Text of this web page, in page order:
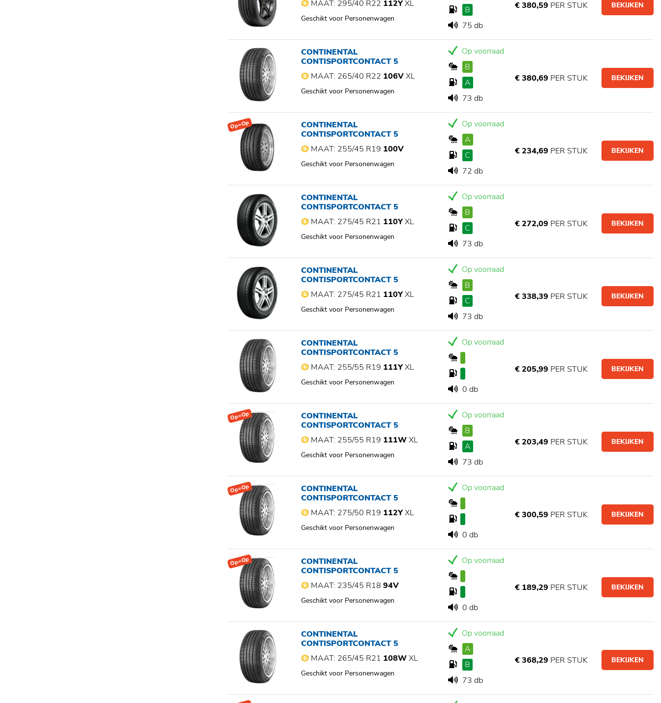
MAAT: 295/40 R22 112YXL
Geschikt voor Personenwagen
B
75 db
€ 380,59 PER STUK BEKIJKEN
CONTINENTAL
CONTISPORTCONTACT 5
MAAT: 265/40 R22 106VXL
Geschikt voor Personenwagen
Op voorraad
B
A
73 db
€ 380,69 PER STUK BEKIJKEN
Op=Op
CONTINENTAL
CONTISPORTCONTACT 5
MAAT: 255/45 R19 100V
Geschikt voor Personenwagen
Op voorraad
A
C
72 db
€ 234,69 PER STUK BEKIJKEN
CONTINENTAL
CONTISPORTCONTACT 5
MAAT: 275/45 R21 110YXL
Geschikt voor Personenwagen
Op voorraad
B
C
73 db
€ 272,09 PER STUK BEKIJKEN
CONTINENTAL
CONTISPORTCONTACT 5
MAAT: 275/45 R21 110YXL
Geschikt voor Personenwagen
Op voorraad
B
C
73 db
€ 338,39 PER STUK BEKIJKEN
CONTINENTAL
CONTISPORTCONTACT 5
MAAT: 255/55 R19 111YXL
Geschikt voor Personenwagen
Op voorraad
0 db
€ 205,99 PER STUK BEKIJKEN
Op=Op
CONTINENTAL
CONTISPORTCONTACT 5
MAAT: 255/55 R19 111WXL
Geschikt voor Personenwagen
Op voorraad
B
A
73 db
€ 203,49 PER STUK BEKIJKEN
Op=Op
CONTINENTAL
CONTISPORTCONTACT 5
MAAT: 275/50 R19 112YXL
Geschikt voor Personenwagen
Op voorraad
0 db
€ 300,59 PER STUK BEKIJKEN
Op=Op
CONTINENTAL
CONTISPORTCONTACT 5
MAAT: 235/45 R1894V
Geschikt voor Personenwagen
Op voorraad
0 db
€ 189,29 PER STUK BEKIJKEN
CONTINENTAL
CONTISPORTCONTACT 5
MAAT: 265/45 R21 108WXL
Geschikt voor Personenwagen
Op voorraad
A
B
73 db
€ 368,29 PER STUK BEKIJKEN